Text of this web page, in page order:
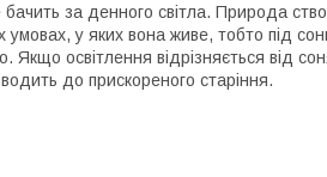
за денного світла. Природа
умовах, у яких вона живе, тобто під
Якщо освітлення відрізняється від
до прискореного старіння.